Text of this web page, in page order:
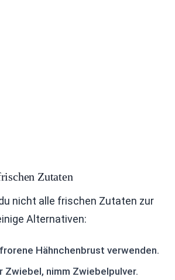
Zutaten
nicht alle frischen Zutaten zur
Alternativen:
Hähnchenbrust verwenden.
nimm Zwiebelpulver.